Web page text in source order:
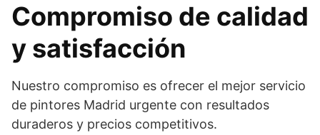
Compromiso de calidad
y satisfacción
Nuestro compromiso es ofrecer el mejor servicio
de pintores Madrid urgente con resultados
duraderos y precios competitivos.